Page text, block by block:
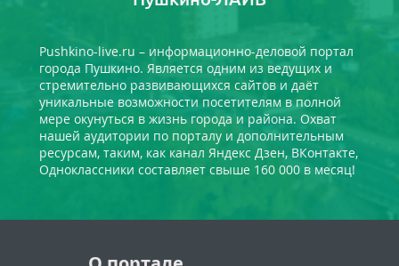
Pushkino-live.ru – информационно-деловой портал
города Пушкино. Является одним из ведущих и
стремительно развивающихся сайтов и даёт
уникальные возможности посетителям в полной
мере окунуться в жизнь города и района. Охват
нашей аудитории по порталу и дополнительным
ресурсам, таким, как канал Яндекс Дзен, ВКонтакте,
Одноклассники составляет свыше 160 000 в месяц!